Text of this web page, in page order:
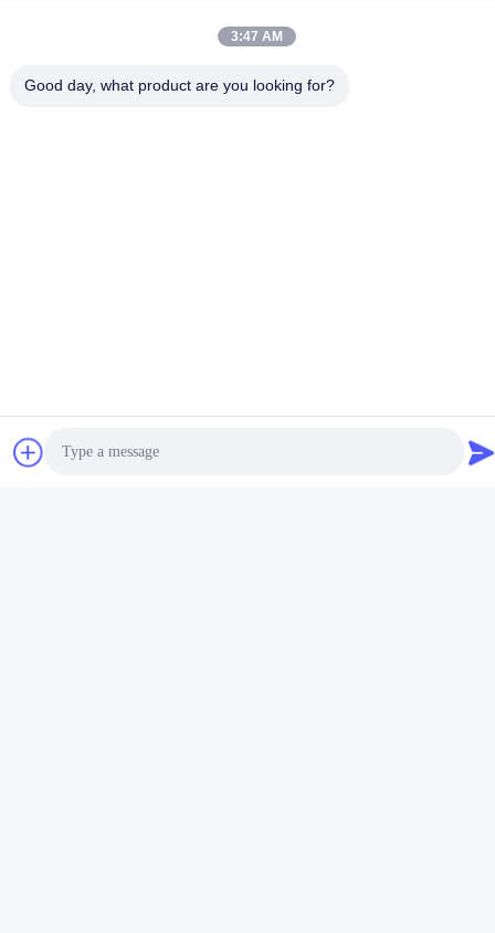
Produk Terkait
Busur Magnet Segmen
Dapatkan Harga
3:47 AM
Good day, what product are you looking for?